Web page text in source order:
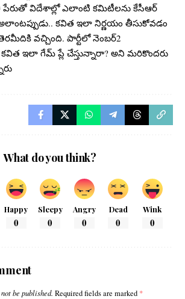
పేరుతో విదేశాల్లో ఎలాంటి కమిటీల‌ను కేసీఆర్
క‌విత ఇలా నిర్ణ‌యం తీసుకోవ‌డం
వ‌చ్చింది. పార్టీలో నెంబ‌ర్‌2
క‌విత ఇలా గేమ్ ప్లే చేస్తున్నారా? అని మ‌రికొంద‌రు
What do you think?
Happy
0
Sleepy
0
Angry
0
Dead
0
Wink
0
be published. Required fields are marked *